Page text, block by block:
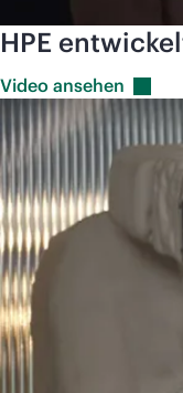
HPE
Video ansehen